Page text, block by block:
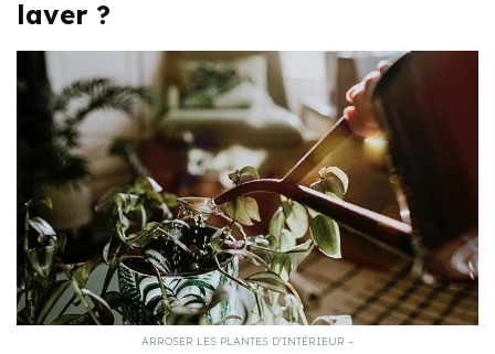
laver ?
ARROSER LES PLANTES D’INTÉRIEUR –